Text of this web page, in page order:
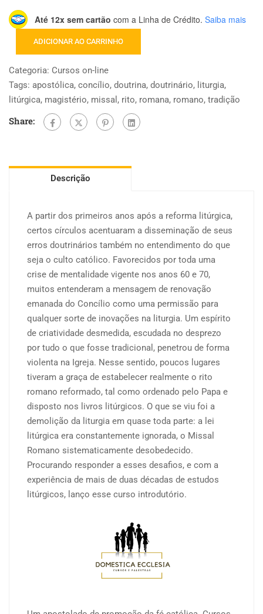
Até 12x sem cartão com a Linha de Crédito. Saiba mais
ADICIONAR AO CARRINHO
Categoria: Cursos on-line
Tags: apostólica, concílio, doutrina, doutrinário, liturgia,
litúrgica, magistério, missal , rito, romana, romano, tradição
Share:
Descrição
A partir dos primeiros anos após a reforma litúrgica,
certos círculos acentuaram a disseminação de seus
erros doutrinários também no entendimento do que
seja o culto católico. Favorecidos por toda uma
crise de mentalidade vigente nos anos 60 e 70,
muitos entenderam a mensagem de renovação
emanada do Concílio como uma permissão para
qualquer sorte de inovações na liturgia. Um espírito
de criatividade desmedida, escudada no desprezo
por tudo o que fosse tradicional, penetrou de forma
violenta na Igreja. Nesse sentido, poucos lugares
tiveram a graça de estabelecer realmente o rito
romano reformado, tal como ordenado pelo Papa e
disposto nos livros litúrgicos. O que se viu foi a
demolição da liturgia em quase toda parte: a lei
litúrgica era constantemente ignorada, o Missal
Romano sistematicamente desobedecido.
Procurando responder a esses desafios, e com a
experiência de mais de duas décadas de estudos
litúrgicos, lanço esse curso introdutório.